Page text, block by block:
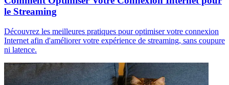
le Streaming
Découvrez les meilleures pratiques pour optimiser votre connexion
Internet afin d'améliorer votre expérience de streaming, sans coupure
ni latence.